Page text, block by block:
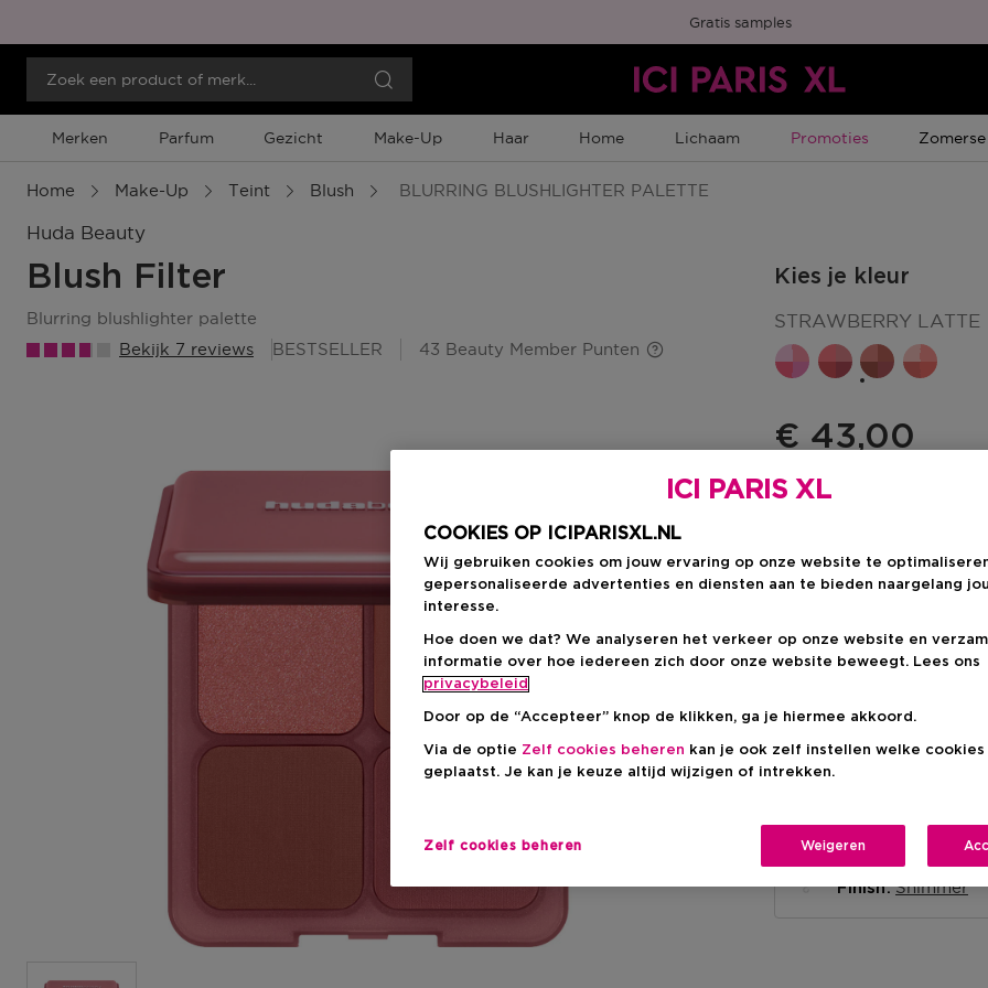
Gratis samples
Merken Parfum Gezicht Make-Up Haar Home Lichaam Tijdelijke Promotie
Promoties Tijdelijke
Home Make-Up Teint Blush BLURRING BLUSHLIGHTER PALETTE
Huda Beauty
Blush Filter
blurring blushlighter palette
Bekijk 7 reviews
BESTSELLER 43 Beauty Member Punten
Kies je kleur
STRAWBERRY LATTE
€ 43,00
Op voorraad -
Selecteer een
Korte
Textuur Compact
Finish Shimmer
ICI PARIS XL
COOKIES OP ICIPARISXL.NL
Wij gebruiken cookies om jouw ervaring op onze website te
gepersonaliseerde advertenties en diensten aan te bieden naargelang
interesse.
Hoe doen we dat? We analyseren het verkeer op onze website en
informatie over hoe iedereen zich door onze website beweegt. Lees ons
privacybeleid
Door op de “Accepteer” knop de klikken, ga je hiermee akkoord.
Via de optie Zelf cookies beheren kan je ook zelf instellen welke cookies
geplaatst. Je kan je keuze altijd wijzigen of intrekken.
Zelf cookies beheren Weigeren